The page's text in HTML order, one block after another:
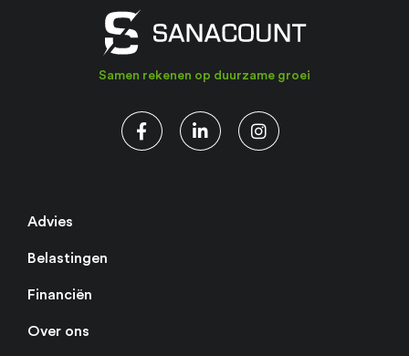
Samen rekenen op duurzame groei
Advies
Belastingen
Financiën
Over ons